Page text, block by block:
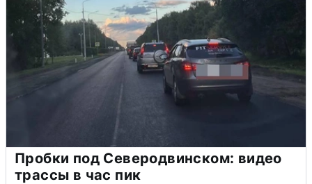
Пробки под Северодвинском: видео
трассы в час пик